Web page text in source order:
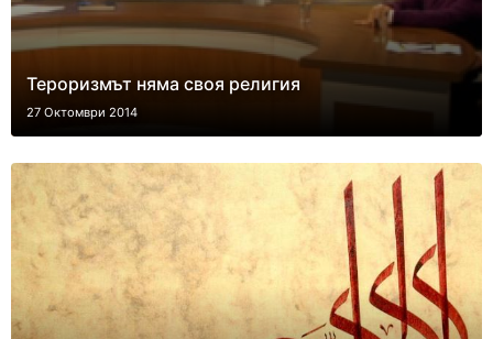
Тероризмът няма своя религия
27 Октомври 2014